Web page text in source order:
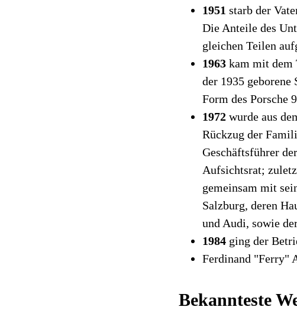
1951 starb der
Die Anteile des
gleichen Teilen
1963 kam mit dem
der 1935
Form des Porsche
1972 wurde aus
Rückzug der
Geschäftsführer
Aufsichtsrat;
gemeinsam mit
Salzburg, deren
und Audi, sowie
1984 ging der
Ferdinand "Ferry"
Bekannteste